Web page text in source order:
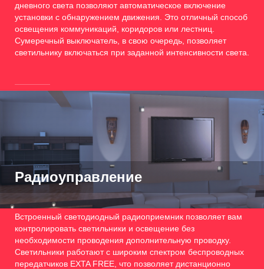
дневного света позволяют автоматическое включение
установки с обнаружением движения. Это отличный способ
освещения коммуникаций, коридоров или лестниц.
Сумеречный выключатель, в свою очередь, позволяет
светильнику включаться при заданной интенсивности света.
Радиоуправление
Встроенный светодиодный радиоприемник позволяет вам
контролировать светильники и освещение без
необходимости проводения дополнительную проводку.
Светильники работают с широким спектром беспроводных
передатчиков EXTA FREE, что позволяет дистанционно